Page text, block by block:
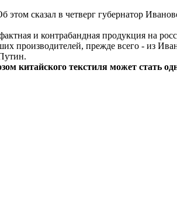
сказал в четверг губернатор
и контрабандная продукция на
производителей, прежде всего - из
китайского текстиля может стать